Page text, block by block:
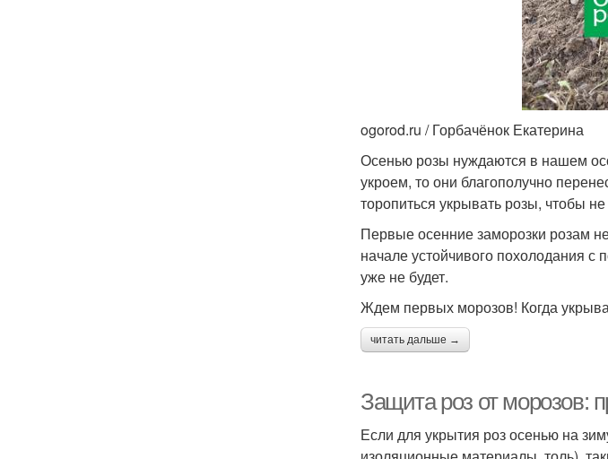
ogorod.ru / Горбачёнок Екатерина
Осенью розы нуждаются в нашем
укроем, то они благополучно
торопиться укрывать розы, чтобы не
Первые осенние заморозки розам
начале устойчивого похолодания с
уже не будет.
Ждем первых морозов! Когда
читать дальше →
Защита роз от морозов:
Если для укрытия роз осенью на